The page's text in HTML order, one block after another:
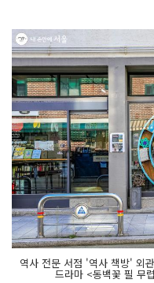
역사 전문 서점 '역사 책방' 외
드라마 <동백꽃 필 무